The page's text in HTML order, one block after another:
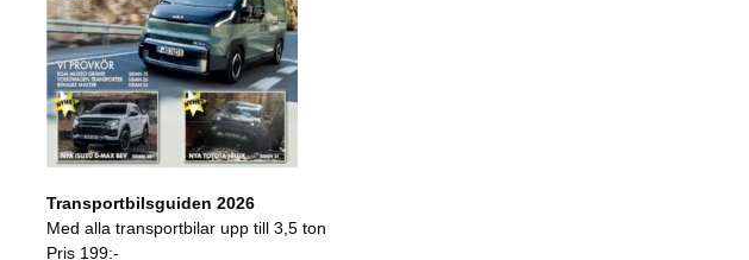
Transportbilsguiden 2026
Med alla transportbilar upp till 3,5 ton
Pris 199:-